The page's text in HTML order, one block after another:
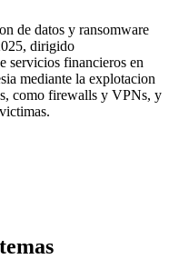
de datos y ransomware
dirigido
servicios financieros en
mediante la explotacion
como firewalls y VPNs, y